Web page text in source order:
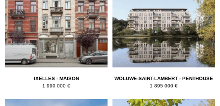
IXELLES - MAISON
1 990 000 €
WOLUWE-SAINT-LAMBERT - PENTHOUSE
1 895 000 €